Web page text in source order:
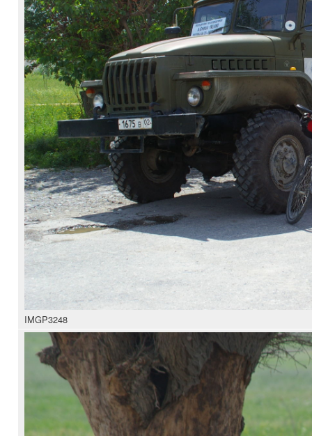
IMGP3248